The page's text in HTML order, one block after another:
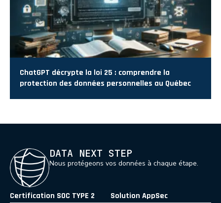
ChatGPT décrypte la loi 25 : comprendre la
protection des données personnelles au Québec
DATA NEXT STEP
Nous protégeons vos données à chaque étape.
Certification SOC TYPE 2 Solution AppSec